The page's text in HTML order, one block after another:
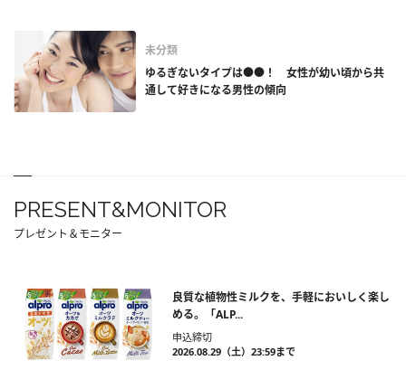
未分類
ゆるぎないタイプは●●！ 女性が幼い頃から共
通して好きになる男性の傾向
PRESENT&MONITOR
プレゼント＆モニター
良質な植物性ミルクを、手軽においしく楽し
める。「ALP...
申込締切
2026.08.29（土）23:59まで